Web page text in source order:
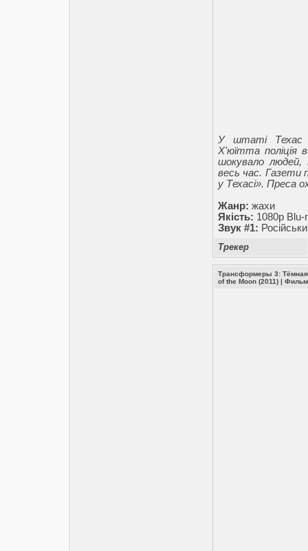
У штаті Техас
Х'юїтта поліція
шокувало людей,
весь час. Газети
у Техасі». Преса
Жанр: жахи
Якість: 1080p
Звук #1:
Трекер
Трансформеры 3:
of the Moon (2011) |